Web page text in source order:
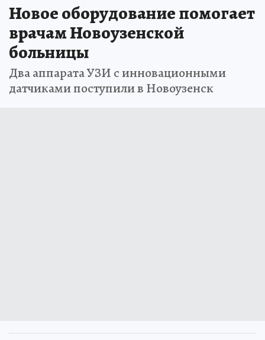
Новое оборудование помогает
врачам Новоузенской
больницы
Два аппарата УЗИ с инновационными
датчиками поступили в Новоузенск